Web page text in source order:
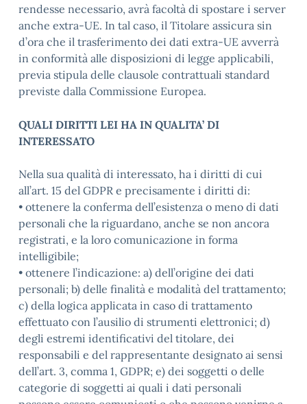
rendesse necessario, avrà facoltà di spostare i server
anche extra-UE. In tal caso, il Titolare assicura sin
d’ora che il trasferimento dei dati extra-UE avverrà
in conformità alle disposizioni di legge applicabili,
previa stipula delle clausole contrattuali standard
previste dalla Commissione Europea.
QUALI DIRITTI LEI HA IN QUALITA’ DI
INTERESSATO
Nella sua qualità di interessato, ha i diritti di cui
all’art. 15 del GDPR e precisamente i diritti di:
• ottenere la conferma dell’esistenza o meno di dati
personali che la riguardano, anche se non ancora
registrati, e la loro comunicazione in forma
intelligibile;
• ottenere l’indicazione: a) dell’origine dei dati
personali; b) delle finalità e modalità del trattamento;
c) della logica applicata in caso di trattamento
effettuato con l’ausilio di strumenti elettronici; d)
degli estremi identificativi del titolare, dei
responsabili e del rappresentante designato ai sensi
dell’art. 3, comma 1, GDPR; e) dei soggetti o delle
categorie di soggetti ai quali i dati personali